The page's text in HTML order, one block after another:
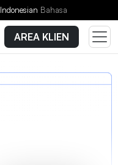
Indonesian Bahasa
AREA KLIEN